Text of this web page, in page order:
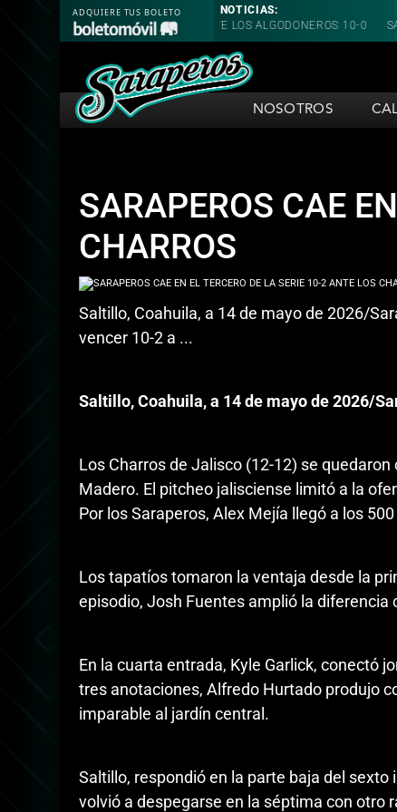
NOTICIAS:
EL PRIMERO ANTE LOS ALGODONEROS 10-0
SARAPEROS CAE EN
NOSOTROS
SARAPEROS CAE
CHARROS
Saltillo, Coahuila, a 14 de mayo de 2026/
vencer 10-2 a ...
Saltillo, Coahuila, a 14 de mayo de 2026/
Los Charros de Jalisco (12-12) se
Madero. El pitcheo jalisciense limitó a la
Por los Saraperos, Alex Mejía llegó a los
Los tapatíos tomaron la ventaja desde la
episodio, Josh Fuentes amplió la diferencia
En la cuarta entrada, Kyle Garlick, conectó
tres anotaciones, Alfredo Hurtado produjo
imparable al jardín central.
Saltillo, respondió en la parte baja del
volvió a despegarse en la séptima con otro